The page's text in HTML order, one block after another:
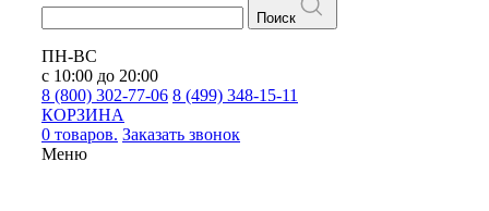
Поиск
ПН-ВС
с 10:00 до 20:00
8 (800) 302-77-06 8 (499) 348-15-11
КОРЗИНА
0 товаров. Заказать звонок
Меню